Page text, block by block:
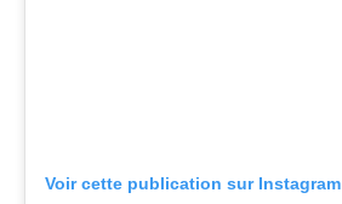
Voir cette publication sur Instagram